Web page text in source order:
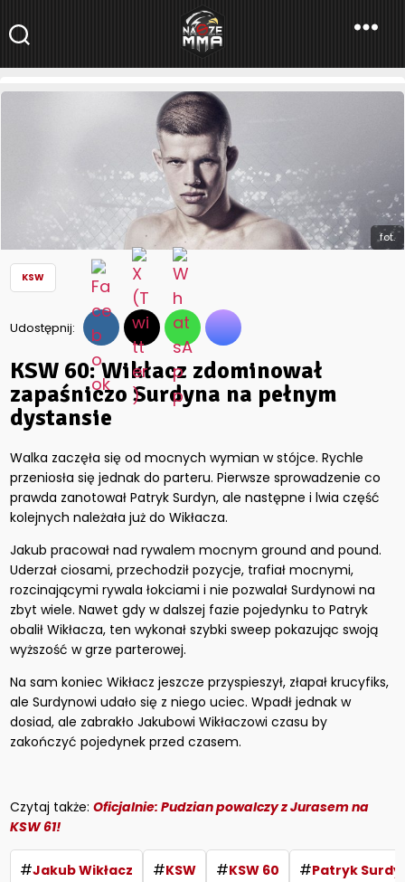
NaszeMMA
NaszeMMA.pl Aktualności»Polskie MMA»KSW»KSW 60: Wikłacz
zdominował zapaśniczo Surdyna na pełnym dystansie
fot.
KSW
Udostępnij:
KSW 60: Wikłacz zdominował
zapaśniczo Surdyna na pełnym
dystansie
Walka zaczęła się od mocnych wymian w stójce. Rychle
przeniosła się jednak do parteru. Pierwsze sprowadzenie co
prawda zanotował Patryk Surdyn, ale następne i lwia część
kolejnych należała już do Wikłacza.
Jakub pracował nad rywalem mocnym ground and pound.
Uderzał ciosami, przechodził pozycje, trafiał mocnymi,
rozcinającymi rywala łokciami i nie pozwalał Surdynowi na
zbyt wiele. Nawet gdy w dalszej fazie pojedynku to Patryk
obalił Wikłacza, ten wykonał szybki sweep pokazując swoją
wyższość w grze parterowej.
Na sam koniec Wikłacz jeszcze przyspieszył, złapał krucyfiks,
ale Surdynowi udało się z niego uciec. Wpadł jednak w
dosiad, ale zabrakło Jakubowi Wikłaczowi czasu by
zakończyć pojedynek przed czasem.
Czytaj także:Oficjalnie: Pudzian powalczy z Jurasem na
KSW 61!
#Jakub Wikłacz #KSW #KSW 60 #Patryk